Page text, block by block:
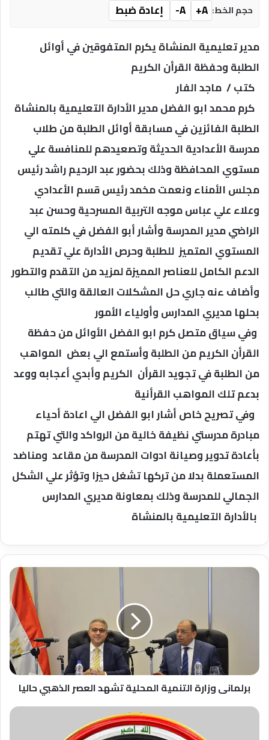
حجم الخط: A+
A-
إعادة ضبط
مدير تعليمية المنشاة يكرم المتفوقين في أوائل
الطلبة وحفظة القرأن الكريم
كتب / ماجد الفار
كرم محمد ابو الفضل مدير الأدارة التعليمية بالمنشاة
الطلبة الفائزين في مسابقة أوائل الطلبة من طلاب
مدرسة الأعدادية الحديثة وتصعيدهم للمنافسة علي
مستوي المحافظة وذلك بحضور عبد الرحيم راشد رئيس
مجلس الأمناء ونعمت مخمد رئيس قسم الأعدادي
وعلاء علي عباس موجه التربية المسرحية وحسن عبد
الراضي مدير المدرسة وأشار أبو الفضل في كلمته الي
المستوي المتميز للطلبة وحرص الأدارة علي تقديم
الدعم الكامل للعناصر المميزة لمزيد من التقدم والتطور
وأضاف ءنه جاري حل المشكلات العالقة والتي طالب
بحلها مديري المدارس وأولياء الأمور
وفي سياق متصل كرم ابو الفضل الأوائل من حفظة
القرأن الكريم من الطلبة وأستمع الي بعض المواهب
من الطلبة في تجويد القرأن الكريم وأبدي أعجابه ووعد
بدعم تلك المواهب القرأنية
وفي تصريح خاص أشار ابو الفضل الي اعادة أحياء
مبادرة مدرستي نظيفة خالية من الرواكد والتي تهتم
بأعادة تدوير وصيانة ادوات المدرسة من مقاعد ومناضد
المستعملة بدلا من تركها تشغل حيزا وتؤثر علي الشكل
الجمالي للمدرسة وذلك بمعاونة مديري المدارس
بالأدارة التعليمية بالمنشاة
برلمانى
برلمانى وزارة التنمية المحلية تشهد العصر الذهبي حاليا
حادثة